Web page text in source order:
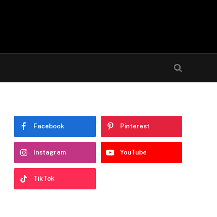
Facebook Pinterest
Instagram YouTube
TikTok